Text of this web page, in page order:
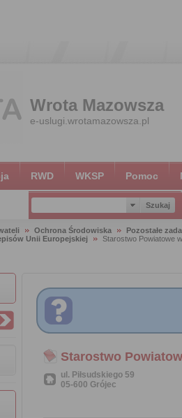
Wrota Mazowsza
e-uslugi.wrotamazowsza.pl
RWD WKSP Pomoc
Ochrona Środowiska
Pozostałe
Unii Europejskiej
Starostwo Powiatowe
Starostwo
ul. Piłsudskiego 59
05-600 Grójec